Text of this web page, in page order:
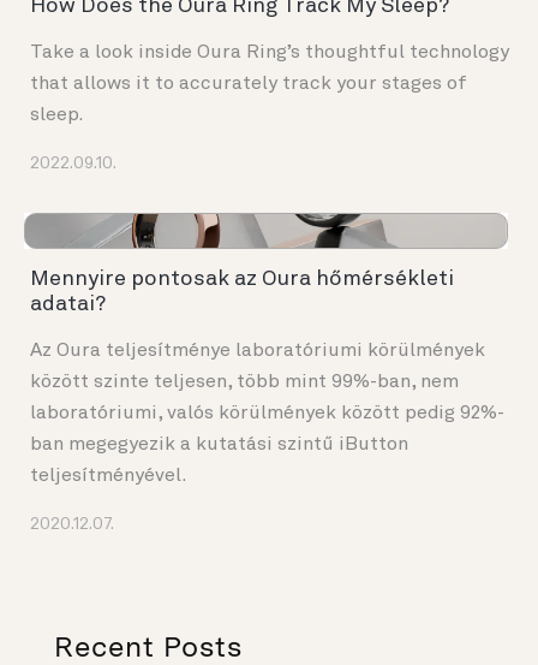
How Does the Oura Ring Track My Sleep?
Take a look inside Oura Ring’s thoughtful technology
that allows it to accurately track your stages of
sleep.
2022.09.10.
Mennyire pontosak az Oura hőmérsékleti
adatai?
Az Oura teljesítménye laboratóriumi körülmények
között szinte teljesen, több mint 99%-ban, nem
laboratóriumi, valós körülmények között pedig 92%-
ban megegyezik a kutatási szintű iButton
teljesítményével.
2020.12.07.
Recent Posts